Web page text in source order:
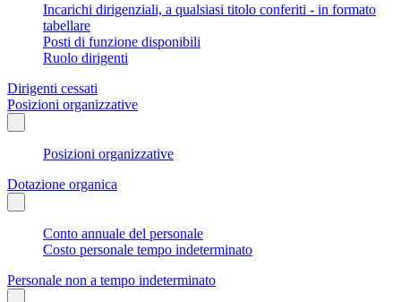
Incarichi dirigenziali, a qualsiasi titolo conferiti - in formato
tabellare
Posti di funzione disponibili
Ruolo dirigenti
Dirigenti cessati
Posizioni organizzative
Posizioni organizzative
Dotazione organica
Conto annuale del personale
Costo personale tempo indeterminato
Personale non a tempo indeterminato